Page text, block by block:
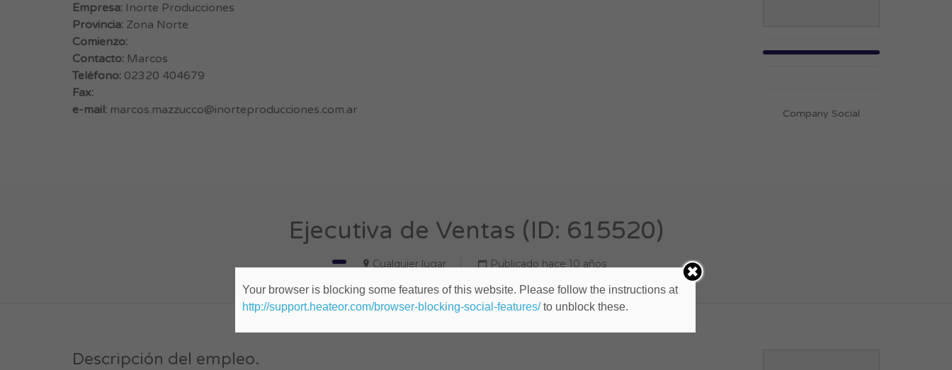
Empresa: Inorte Producciones
Provincia: Zona Norte
Comienzo:
Contacto: Marcos
Teléfono: 02320 404679
Fax:
e-mail: marcos.mazzucco@inorteproducciones.com.ar Company Social
Ejecutiva de Ventas (ID: 615520)
Cualquier lugar Publicado hace 10 años
Descripción del empleo.
Your browser is blocking some features of this website. Please follow the instructions at
http://support.heateor.com/browser-blocking-social-features/to unblock these.